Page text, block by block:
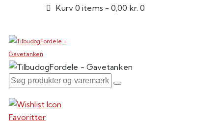
Kurv 0 items - 0,00 kr. 0
Favoritter